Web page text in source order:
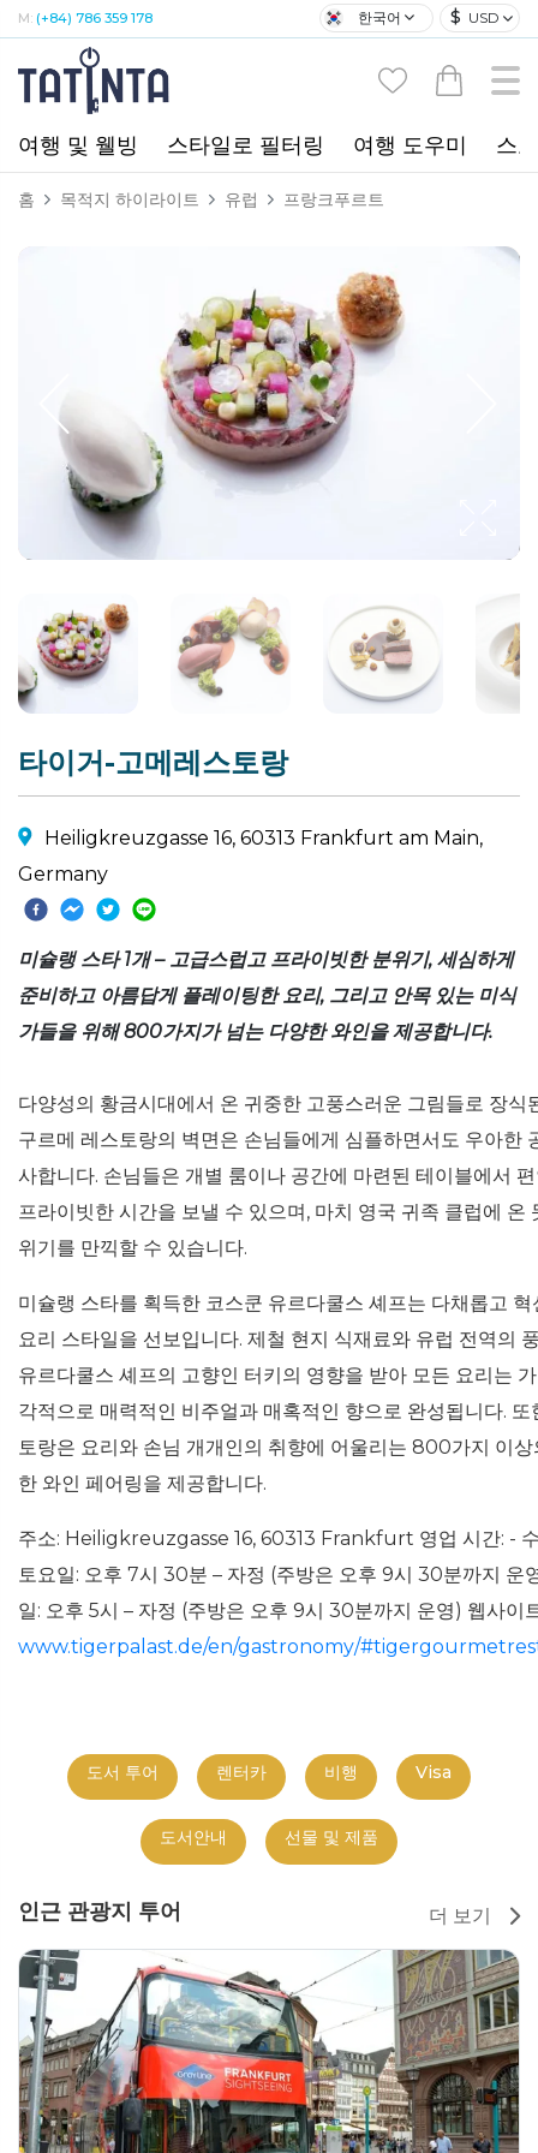
M: (+84) 786 359 178 한국어 $ USD
여행 및 웰빙 스타일로 필터링 여행 도우미 스
홈 목적지 하이라이트 유럽 프랑크푸르트
타이거-고메레스토랑
Heiligkreuzgasse 16, 60313 Frankfurt am Main,
Germany
미슐랭 스타 1개 – 고급스럽고 프라이빗한 분위기, 세심하게
준비하고 아름답게 플레이팅한 요리, 그리고 안목 있는 미식
가들을 위해 800가지가 넘는 다양한 와인을 제공합니다.
다양성의 황금시대에서 온 귀중한 고풍스러운 그림들로 장식
구르메 레스토랑의 벽면은 손님들에게 심플하면서도 우아한
사합니다. 손님들은 개별 룸이나 공간에 마련된 테이블에서
프라이빗한 시간을 보낼 수 있으며, 마치 영국 귀족 클럽에 온
위기를 만끽할 수 있습니다.
미슐랭 스타를 획득한 코스쿤 유르다쿨스 셰프는 다채롭고 혁
요리 스타일을 선보입니다. 제철 현지 식재료와 유럽 전역의
유르다쿨스 셰프의 고향인 터키의 영향을 받아 모든 요리는
각적으로 매력적인 비주얼과 매혹적인 향으로 완성됩니다. 또
토랑은 요리와 손님 개개인의 취향에 어울리는 800가지 이상
한 와인 페어링을 제공합니다.
주소: Heiligkreuzgasse 16, 60313 Frankfurt 영업 시간: -
토요일: 오후 7시 30분 – 자정 (주방은 오후 9시 30분까지 운
일: 오후 5시 – 자정 (주방은 오후 9시 30분까지 운영) 웹사이
www.tigerpalast.de/en/gastronomy/#
도서 투어 렌터카 비행 Visa
도서안내 선물 및 제품
인근 관광지 투어 더 보기